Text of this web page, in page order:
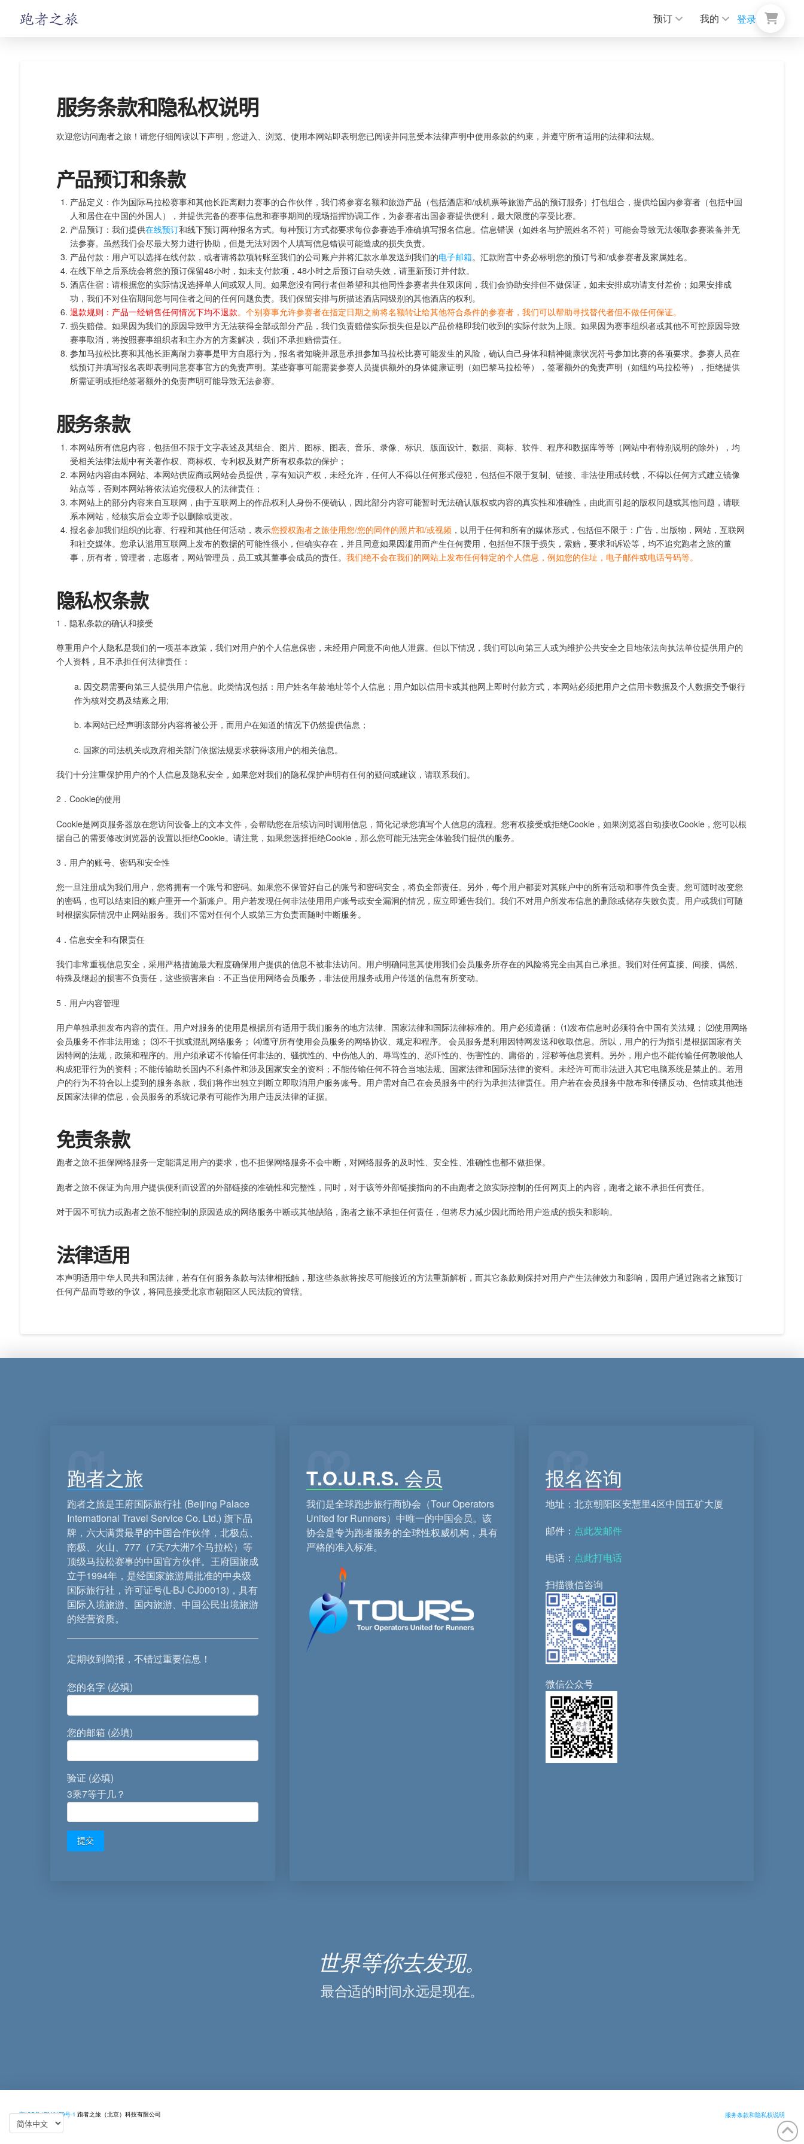
预订 我的 登录
服务条款和隐私权说明
欢迎您访问跑者之旅！请您仔细阅读以下声明，您进入、浏览、使用本网站即表明您已阅读并同意受本法律声明中使用条款的约束，并遵守所有适用的法律和法规。
产品预订和条款
产品定义：作为国际马拉松赛事和其他长距离耐力赛事的合作伙伴，我们将参赛名额和旅游产品（包括酒店和/或机票等旅游产品的预订服务）打包组合，提供给国内参赛者（包括中国
人和居住在中国的外国人），并提供完备的赛事信息和赛事期间的现场指挥协调工作，为参赛者出国参赛提供便利，最大限度的享受比赛。
产品预订：我们提供在线预订和线下预订两种报名方式。每种预订方式都要求每位参赛选手准确填写报名信息。信息错误（如姓名与护照姓名不符）可能会导致无法领取参赛装备并无
法参赛。虽然我们会尽最大努力进行协助，但是无法对因个人填写信息错误可能造成的损失负责。
产品付款：用户可以选择在线付款，或者请将款项转账至我们的公司账户并将汇款水单发送到我们的电子邮箱。汇款附言中务必标明您的预订号和/或参赛者及家属姓名。
在线下单之后系统会将您的预订保留48小时，如未支付款项，48小时之后预订自动失效，请重新预订并付款。
酒店住宿：请根据您的实际情况选择单人间或双人间。如果您没有同行者但希望和其他同性参赛者共住双床间，我们会协助安排但不做保证，如未安排成功请支付差价；如果安排成
功，我们不对住宿期间您与同住者之间的任何问题负责。我们保留安排与所描述酒店同级别的其他酒店的权利。
退款规则：产品一经销售任何情况下均不退款。个别赛事允许参赛者在指定日期之前将名额转让给其他符合条件的参赛者，我们可以帮助寻找替代者但不做任何保证。
损失赔偿。如果因为我们的原因导致甲方无法获得全部或部分产品，我们负责赔偿实际损失但是以产品价格即我们收到的实际付款为上限。如果因为赛事组织者或其他不可控原因导致
赛事取消，将按照赛事组织者和主办方的方案解决，我们不承担赔偿责任。
参加马拉松比赛和其他长距离耐力赛事是甲方自愿行为，报名者知晓并愿意承担参加马拉松比赛可能发生的风险，确认自己身体和精神健康状况符号参加比赛的各项要求。参赛人员在
线预订并填写报名表即表明同意赛事官方的免责声明。某些赛事可能需要参赛人员提供额外的身体健康证明（如巴黎马拉松等），签署额外的免责声明（如纽约马拉松等），拒绝提供
所需证明或拒绝签署额外的免责声明可能导致无法参赛。
服务条款
本网站所有信息内容，包括但不限于文字表述及其组合、图片、图标、图表、音乐、录像、标识、版面设计、数据、商标、软件、程序和数据库等等（网站中有特别说明的除外），均
受相关法律法规中有关著作权、商标权、专利权及财产所有权条款的保护；
本网站内容由本网站、本网站供应商或网站会员提供，享有知识产权，未经允许，任何人不得以任何形式侵犯，包括但不限于复制、链接、非法使用或转载，不得以任何方式建立镜像
站点等，否则本网站将依法追究侵权人的法律责任；
本网站上的部分内容来自互联网，由于互联网上的作品权利人身份不便确认，因此部分内容可能暂时无法确认版权或内容的真实性和准确性，由此而引起的版权问题或其他问题，请联
系本网站，经核实后会立即予以删除或更改。
报名参加我们组织的比赛、行程和其他任何活动，表示您授权跑者之旅使用您/您的同伴的照片和/或视频，以用于任何和所有的媒体形式，包括但不限于：广告，出版物，网站，互联网
和社交媒体。您承认滥用互联网上发布的数据的可能性很小，但确实存在，并且同意如果因滥用而产生任何费用，包括但不限于损失，索赔，要求和诉讼等，均不追究跑者之旅的董
事，所有者，管理者，志愿者，网站管理员，员工或其董事会成员的责任。 我们绝不会在我们的网站上发布任何特定的个人信息，例如您的住址，电子邮件或电话号码等。
隐私权条款
1．隐私条款的确认和接受
尊重用户个人隐私是我们的一项基本政策，我们对用户的个人信息保密，未经用户同意不向他人泄露。但以下情况，我们可以向第三人或为维护公共安全之目地依法向执法单位提供用户的
个人资料，且不承担任何法律责任：
a. 因交易需要向第三人提供用户信息。此类情况包括：用户姓名年龄地址等个人信息；用户如以信用卡或其他网上即时付款方式，本网站必须把用户之信用卡数据及个人数据交予银行
作为核对交易及结账之用;
b. 本网站已经声明该部分内容将被公开，而用户在知道的情况下仍然提供信息；
c. 国家的司法机关或政府相关部门依据法规要求获得该用户的相关信息。
我们十分注重保护用户的个人信息及隐私安全，如果您对我们的隐私保护声明有任何的疑问或建议，请联系我们。
2．Cookie的使用
Cookie是网页服务器放在您访问设备上的文本文件，会帮助您在后续访问时调用信息，简化记录您填写个人信息的流程。您有权接受或拒绝Cookie，如果浏览器自动接收Cookie，您可以根
据自己的需要修改浏览器的设置以拒绝Cookie。请注意，如果您选择拒绝Cookie，那么您可能无法完全体验我们提供的服务。
3．用户的账号、密码和安全性
您一旦注册成为我们用户，您将拥有一个账号和密码。如果您不保管好自己的账号和密码安全，将负全部责任。另外，每个用户都要对其账户中的所有活动和事件负全责。您可随时改变您
的密码，也可以结束旧的账户重开一个新账户。用户若发现任何非法使用用户账号或安全漏洞的情况，应立即通告我们。我们不对用户所发布信息的删除或储存失败负责。用户或我们可随
时根据实际情况中止网站服务。我们不需对任何个人或第三方负责而随时中断服务。
4．信息安全和有限责任
我们非常重视信息安全，采用严格措施最大程度确保用户提供的信息不被非法访问。用户明确同意其使用我们会员服务所存在的风险将完全由其自己承担。我们对任何直接、间接、偶然、
特殊及继起的损害不负责任，这些损害来自：不正当使用网络会员服务，非法使用服务或用户传送的信息有所变动。
5．用户内容管理
用户单独承担发布内容的责任。用户对服务的使用是根据所有适用于我们服务的地方法律、国家法律和国际法律标准的。用户必须遵循： ⑴发布信息时必须符合中国有关法规； ⑵使用网络
会员服务不作非法用途； ⑶不干扰或混乱网络服务； ⑷遵守所有使用会员服务的网络协议、规定和程序。 会员服务是利用因特网发送和收取信息。所以，用户的行为指引是根据国家有关
因特网的法规，政策和程序的。用户须承诺不传输任何非法的、骚扰性的、中伤他人的、辱骂性的、恐吓性的、伤害性的、庸俗的，淫秽等信息资料。另外，用户也不能传输任何教唆他人
构成犯罪行为的资料；不能传输助长国内不利条件和涉及国家安全的资料；不能传输任何不符合当地法规、国家法律和国际法律的资料。未经许可而非法进入其它电脑系统是禁止的。若用
户的行为不符合以上提到的服务条款，我们将作出独立判断立即取消用户服务账号。用户需对自己在会员服务中的行为承担法律责任。用户若在会员服务中散布和传播反动、色情或其他违
反国家法律的信息，会员服务的系统记录有可能作为用户违反法律的证据。
免责条款
跑者之旅不担保网络服务一定能满足用户的要求，也不担保网络服务不会中断，对网络服务的及时性、安全性、准确性也都不做担保。
跑者之旅不保证为向用户提供便利而设置的外部链接的准确性和完整性，同时，对于该等外部链接指向的不由跑者之旅实际控制的任何网页上的内容，跑者之旅不承担任何责任。
对于因不可抗力或跑者之旅不能控制的原因造成的网络服务中断或其他缺陷，跑者之旅不承担任何责任，但将尽力减少因此而给用户造成的损失和影响。
法律适用
本声明适用中华人民共和国法律，若有任何服务条款与法律相抵触，那这些条款将按尽可能接近的方法重新解析，而其它条款则保持对用户产生法律效力和影响，因用户通过跑者之旅预订
任何产品而导致的争议，将同意接受北京市朝阳区人民法院的管辖。
01
跑者之旅
跑者之旅是王府国际旅行社 (Beijing Palace
International Travel Service Co. Ltd.) 旗下品
牌，六大满贯最早的中国合作伙伴，北极点、
南极、火山、777（7天7大洲7个马拉松）等
顶级马拉松赛事的中国官方伙伴。王府国旅成
立于1994年，是经国家旅游局批准的中央级
国际旅行社，许可证号(L-BJ-CJ00013)，具有
国际入境旅游、国内旅游、中国公民出境旅游
的经营资质。
定期收到简报，不错过重要信息！
您的名字 (必填)
您的邮箱 (必填)
验证 (必填)
3乘7等于几？
02
T.O.U.R.S. 会员
我们是全球跑步旅行商协会（Tour Operators
United for Runners）中唯一的中国会员。该
协会是专为跑者服务的全球性权威机构，具有
严格的准入标准。
03
报名咨询
地址：北京朝阳区安慧里4区中国五矿大厦
邮件： 点此发邮件
电话： 点此打电话
扫描微信咨询
微信公众号
世界等你去发现。
最合适的时间永远是现在。
京ICP备17046179号-1 跑者之旅（北京）科技有限公司
©跑者之旅
服务条款和隐私权说明